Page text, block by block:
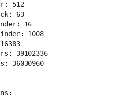
512
63
16
1008
39102336
36030960